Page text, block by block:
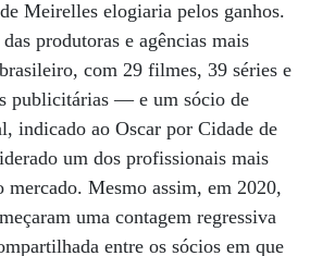
Meirelles elogiaria pelos ganhos.
produtoras e agências mais
com 29 filmes, 39 séries e
publicitárias — e um sócio de
indicado ao Oscar por Cidade de
um dos profissionais mais
mercado. Mesmo assim, em 2020,
uma contagem regressiva
entre os sócios em que